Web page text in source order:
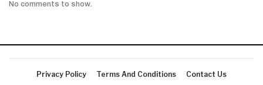
No comments to show.
Privacy Policy Terms And Conditions Contact Us